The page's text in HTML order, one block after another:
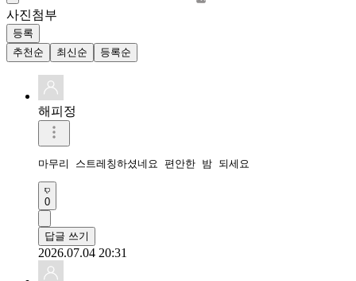
사진첨부
등록
추천순
최신순 등록순
해피정
마무리 스트레칭하셨네요 편안한 밤 되세요
0
답글 쓰기
2026.07.04 20:31